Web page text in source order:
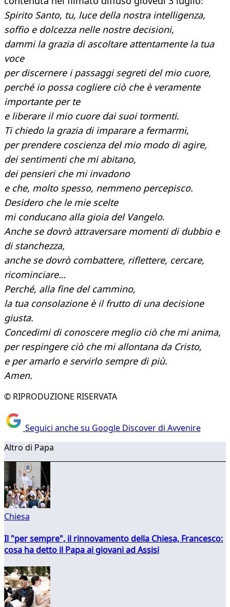
Spirito Santo, tu, luce della nostra intelligenza,
soffio e dolcezza nelle nostre decisioni,
dammi la grazia di ascoltare attentamente la tua
voce
per discernere i passaggi segreti del mio cuore,
perché io possa cogliere ciò che è veramente
importante per te
e liberare il mio cuore dai suoi tormenti.
Ti chiedo la grazia di imparare a fermarmi,
per prendere coscienza del mio modo di agire,
dei sentimenti che mi abitano,
dei pensieri che mi invadono
e che, molto spesso, nemmeno percepisco.
Desidero che le mie scelte
mi conducano alla gioia del Vangelo.
Anche se dovrò attraversare momenti di dubbio e
di stanchezza,
anche se dovrò combattere, riflettere, cercare,
ricominciare…
Perché, alla fine del cammino,
la tua consolazione è il frutto di una decisione
giusta.
Concedimi di conoscere meglio ciò che mi anima,
per respingere ciò che mi allontana da Cristo,
e per amarlo e servirlo sempre di più.
Amen.
© RIPRODUZIONE RISERVATA
Seguici anche su Google Discover di Avvenire
Altro di Papa
Chiesa
Il "per sempre", il rinnovamento della Chiesa, Francesco:
cosa ha detto il Papa ai giovani ad Assisi